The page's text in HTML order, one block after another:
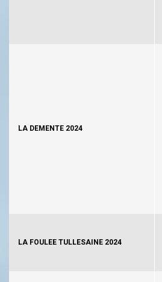
LA DEMENTE 2024
LA FOULEE TULLESAINE 2024